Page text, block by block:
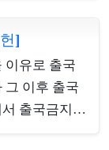
한번 제출할
예정하는 핵
변호사회는
별다른 영향
항들이 병역
1국민역에
는 것만으로
]
이유로 출국
그 이후 출국
출국금지처